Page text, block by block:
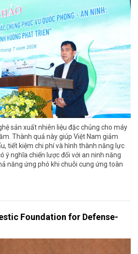
sản xuất nhiên liệu đặc chủng cho máy
Thành quả này giúp Việt Nam giảm
tiết kiệm chi phí và hình thành năng lực
ý nghĩa chiến lược đối với an ninh năng
năng ứng phó khi chuỗi cung ứng toàn
Foundation for Defense-